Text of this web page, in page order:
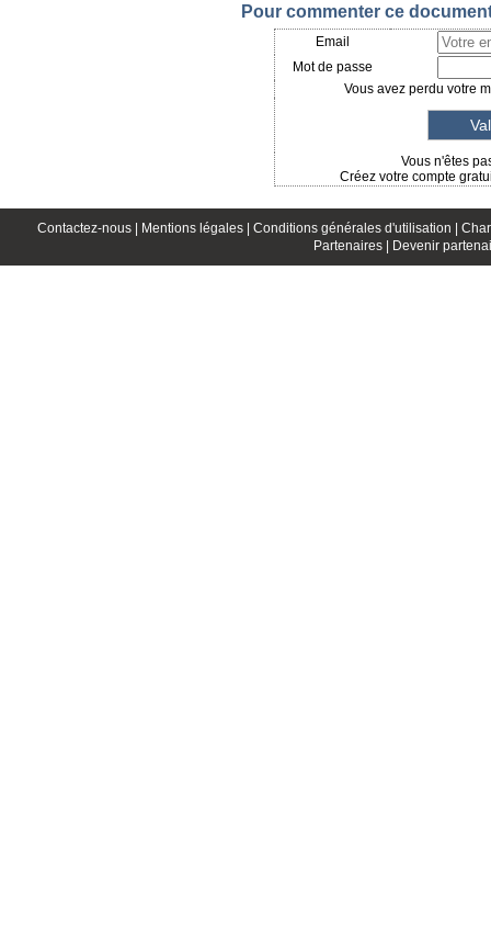
Pour commenter ce
Email
Mot de passe
Vous avez perdu votre
Vous n'êtes
Créez votre compte
Contactez-nous | Mentions légales | Conditions générales d'utilisation |
Partenaires |
Devenir